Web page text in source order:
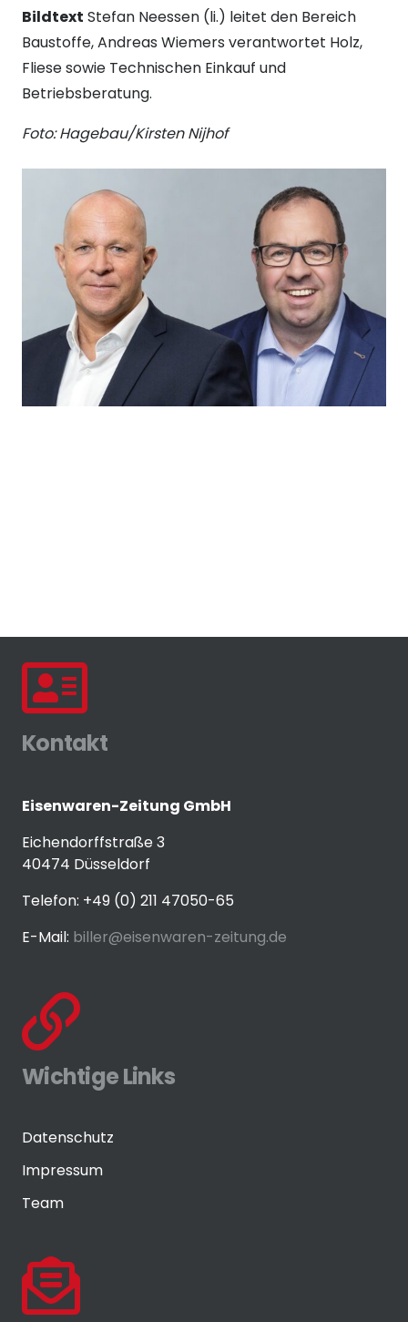
Bildtext Stefan Neessen (li.) leitet den Bereich
Baustoffe, Andreas Wiemers verantwortet Holz,
Fliese sowie Technischen Einkauf und
Betriebsberatung.
Foto: Hagebau/Kirsten Nijhof
Kontakt
Eisenwaren-Zeitung GmbH
Eichendorffstraße 3
40474 Düsseldorf
Telefon: +49 (0) 211 47050-65
E-Mail: biller@eisenwaren-zeitung.de
Wichtige Links
Datenschutz
Impressum
Team